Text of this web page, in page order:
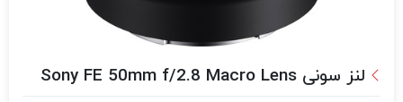
لنز سونی Sony FE 50mm f/2.8 Macro Lens